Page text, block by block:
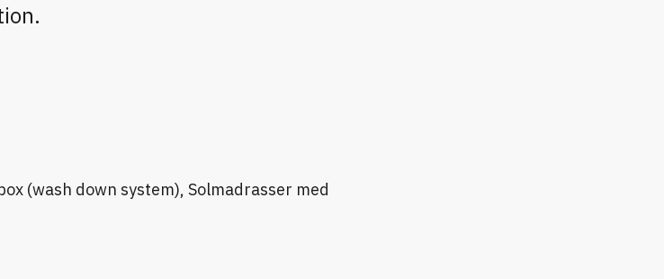
(wash down system), Solmadrasser med